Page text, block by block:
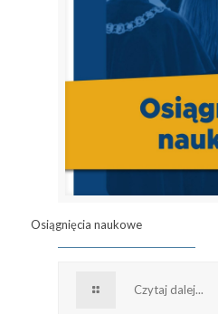
Osiągnięcia naukowe
Czytaj dalej...